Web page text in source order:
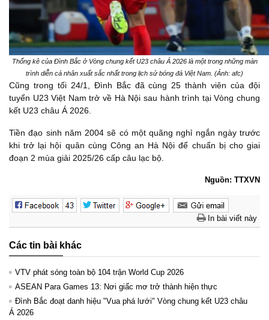
Thống kê của Đình Bắc ở Vòng chung kết U23 châu Á 2026 là một trong những màn
trình diễn cá nhân xuất sắc nhất trong lịch sử bóng đá Việt Nam. (Ảnh: afc)
Cũng trong tối 24/1, Đình Bắc đã cùng 25 thành viên của đội
tuyển U23 Việt Nam trở về Hà Nội sau hành trình tại Vòng chung
kết U23 châu Á 2026.
Tiền đạo sinh năm 2004 sẽ có một quãng nghỉ ngắn ngày trước
khi trở lại hội quân cùng Công an Hà Nội để chuẩn bị cho giai
đoạn 2 mùa giải 2025/26 cấp câu lạc bộ.
Nguồn: TTXVN
In bài viết này
Các tin bài khác
VTV phát sóng toàn bộ 104 trận World Cup 2026
ASEAN Para Games 13: Nơi giấc mơ trở thành hiện thực
Đình Bắc đoạt danh hiệu "Vua phá lưới" Vòng chung kết U23 châu
Á 2026